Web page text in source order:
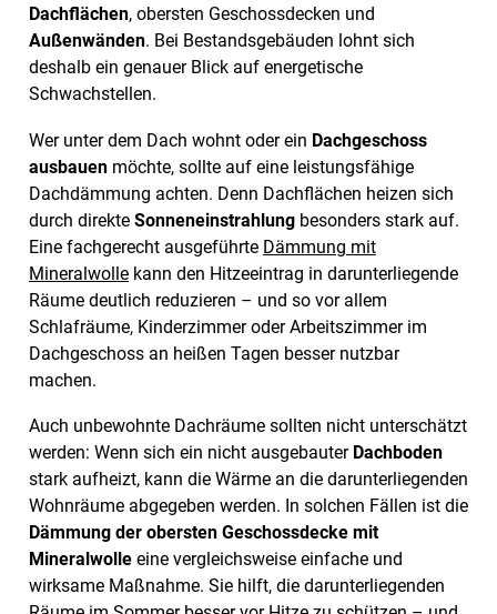
Dachflächen, obersten Geschossdecken und
Außenwänden. Bei Bestandsgebäuden lohnt sich
deshalb ein genauer Blick auf energetische
Schwachstellen.
Wer unter dem Dach wohnt oder ein Dachgeschoss
ausbauen möchte, sollte auf eine leistungsfähige
Dachdämmung achten. Denn Dachflächen heizen sich
durch direkte Sonneneinstrahlung besonders stark auf.
Eine fachgerecht ausgeführte Dämmung mit
Mineralwolle kann den Hitzeeintrag in darunterliegende
Räume deutlich reduzieren – und so vor allem
Schlafräume, Kinderzimmer oder Arbeitszimmer im
Dachgeschoss an heißen Tagen besser nutzbar
machen.
Auch unbewohnte Dachräume sollten nicht unterschätzt
werden: Wenn sich ein nicht ausgebauter Dachboden
stark aufheizt, kann die Wärme an die darunterliegenden
Wohnräume abgegeben werden. In solchen Fällen ist die
Dämmung der obersten Geschossdecke mit
Mineralwolle eine vergleichsweise einfache und
wirksame Maßnahme. Sie hilft, die darunterliegenden